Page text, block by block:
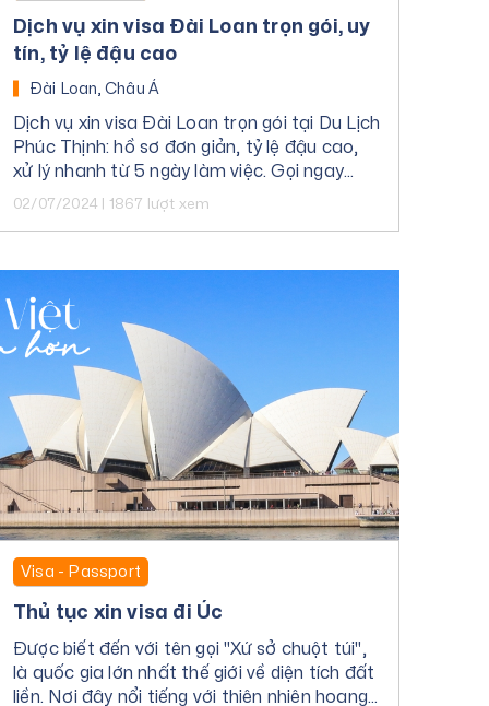
Dịch vụ xin visa Đài Loan trọn gói, uy
tín, tỷ lệ đậu cao
Đài Loan, Châu Á
Dịch vụ xin visa Đài Loan trọn gói tại Du Lịch
Phúc Thịnh: hồ sơ đơn giản, tỷ lệ đậu cao,
xử lý nhanh từ 5 ngày làm việc. Gọi ngay
0929 10 9999 để được tư vấn miễn phí.
02/07/2024 | 1867 lượt xem
Visa - Passport
Thủ tục xin visa đi Úc
Được biết đến với tên gọi "Xứ sở chuột túi",
là quốc gia lớn nhất thế giới về diện tích đất
liền. Nơi đây nổi tiếng với thiên nhiên hoang